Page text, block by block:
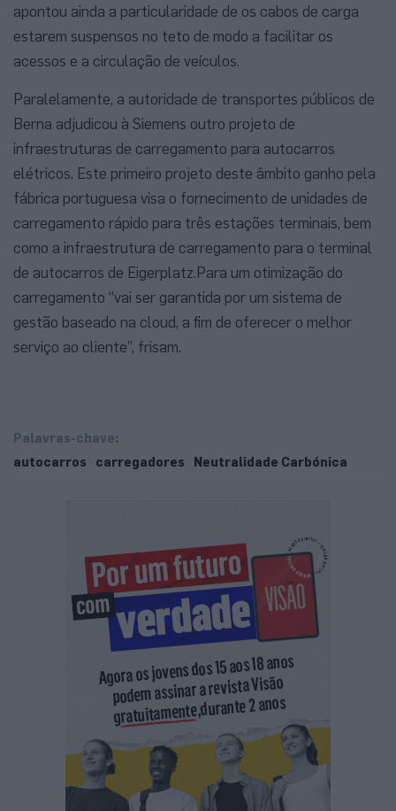
apontou ainda a particularidade de os cabos de carga
estarem suspensos no teto de modo a facilitar os
acessos e a circulação de veículos.
Paralelamente, a autoridade de transportes públicos de
Berna adjudicou à Siemens outro projeto de
infraestruturas de carregamento para autocarros
elétricos. Este primeiro projeto deste âmbito ganho pela
fábrica portuguesa visa o fornecimento de unidades de
carregamento rápido para três estações terminais, bem
como a infraestrutura de carregamento para o terminal
de autocarros de Eigerplatz.Para um otimização do
carregamento “vai ser garantida por um sistema de
gestão baseado na cloud, a fim de oferecer o melhor
serviço ao cliente”, frisam.
Palavras-chave:
autocarros
carregadores Neutralidade Carbónica